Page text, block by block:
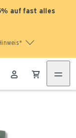
auf fast alles